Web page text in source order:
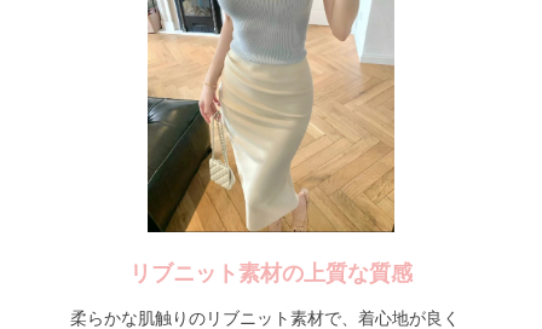
リブニット素材の上質な質感
柔らかな肌触りのリブニット素材で、着心地が良く